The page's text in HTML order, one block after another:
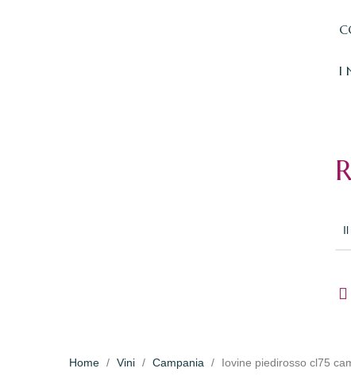
I
Home Vini Campania Iovine piedirosso cl75